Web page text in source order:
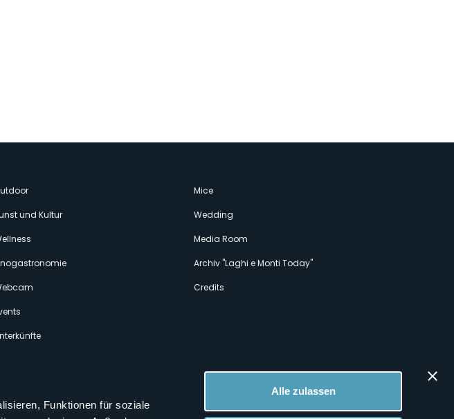
Funktionen für soziale
Alle zulassen
und Kultur
Mice
Wedding
Media Room
Archiv "Laghi e Monti Today"
Credits